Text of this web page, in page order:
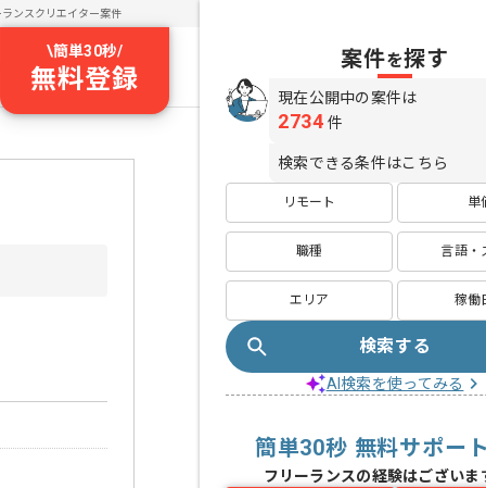
ランスクリエイター案件
\簡単30秒/
無料登録
案件を探す
現在公開中の案件は
2734 件
検索できる条件はこちら
リモート 単
職種 言語・
エリア 稼働
検索する
AI検索を使ってみる
簡単30秒 無料サポー
フリーランスの経験はございま